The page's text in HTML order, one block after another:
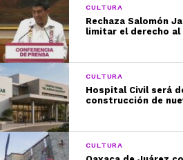
CULTURA
Rechaza Salomón
limitar el derecho al
CULTURA
Hospital Civil será
construcción de
CULTURA